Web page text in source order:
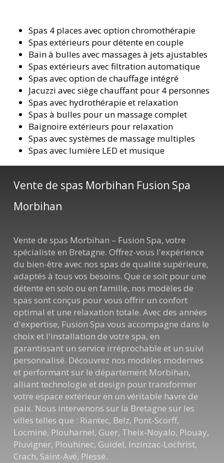
Spas 4 places avec option chromothérapie
Spas extérieurs pour détente en couple
Bain à bulles avec massages à jets ajustables
Spas extérieurs avec filtration automatique
Spas avec option de chauffage intégré
Jacuzzi avec siège chauffant pour 4 personnes
Spas avec hydrothérapie et relaxation
Spas à bulles pour un massage complet
Baignoire extérieurs pour relaxation
Spas avec systèmes de massage multiples
Spas avec lumière LED et musique
Vente de spas Morbihan Fusion Spa
Morbihan
Vente de spas Morbihan – Fusion Spa, votre
spécialiste en Bretagne. Offrez-vous l'expérience
du bien-être avec nos spas de qualité supérieure,
adaptés à tous vos besoins. Que ce soit pour une
détente en solo ou en famille, nos modèles de
spas sont conçus pour vous offrir un confort
optimal et une relaxation totale. Avec des années
d'expertise, Fusion Spa vous accompagne dans le
choix et l'installation de votre spa, en
garantissant un service irréprochable et un suivi
personnalisé. Découvrez nos modèles modernes
et performant sur le département Morbihan,
alliant technologie et design pour transformer
votre espace extérieur en un véritable havre de
paix. Nous intervenons sur la Bretagne sur les
villes telles que : Riantec, Belz, Pont-Scorff,
Locminé, Plouharnel, Guer, Theix-Noyalo, Plouay,
Pluvigner, Plouhinec, Guidel, Inzinzac-Lochrist,
Crach, Saint-Avé, Plessé.